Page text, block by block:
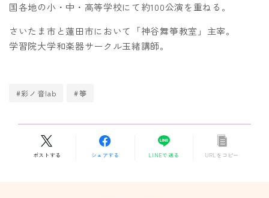
国各地の小・中・高等学校にて約100公演を重ねる。
さいたま市と蓮田市において「神谷舞箏教室」主宰。
学習院大学和楽器サークル玉緒講師。
#彩ノ音lab #箏
ポストする シェアする LINEで送る URLをコピー